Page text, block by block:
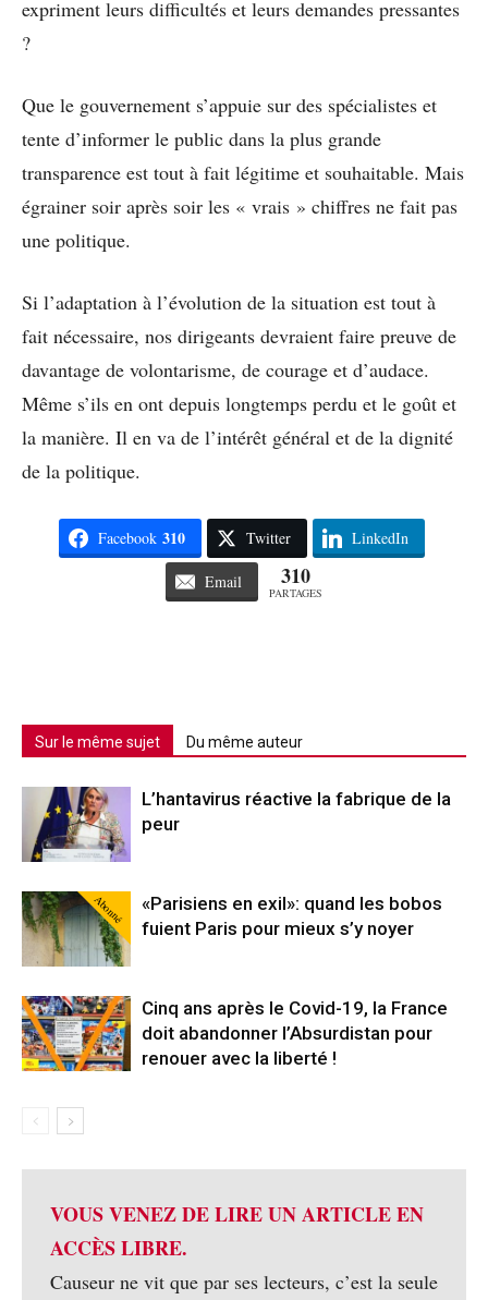
expriment leurs difficultés et leurs demandes pressantes
?
Que le gouvernement s’appuie sur des spécialistes et
tente d’informer le public dans la plus grande
transparence est tout à fait légitime et souhaitable. Mais
égrainer soir après soir les « vrais » chiffres ne fait pas
une politique.
Si l’adaptation à l’évolution de la situation est tout à
fait nécessaire, nos dirigeants devraient faire preuve de
davantage de volontarisme, de courage et d’audace.
Même s’ils en ont depuis longtemps perdu et le goût et
la manière. Il en va de l’intérêt général et de la dignité
de la politique.
Facebook 310 Twitter LinkedIn
Email 310
PARTAGES
Sur le même sujet Du même auteur
L’hantavirus réactive la fabrique de la
peur
Abonné
«Parisiens en exil»: quand les bobos
fuient Paris pour mieux s’y noyer
Cinq ans après le Covid-19, la France
doit abandonner l’Absurdistan pour
renouer avec la liberté !
VOUS VENEZ DE LIRE UN ARTICLE EN
ACCÈS LIBRE.
Causeur ne vit que par ses lecteurs, c’est la seule